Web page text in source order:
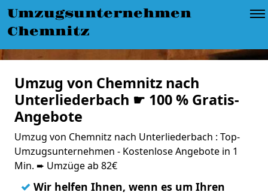
Umzugsunternehmen
Chemnitz
Umzug von Chemnitz nach
Unterliederbach ☛ 100 % Gratis-
Angebote
Umzug von Chemnitz nach Unterliederbach : Top-
Umzugsunternehmen - Kostenlose Angebote in 1
Min. ➨ Umzüge ab 82€
✓ Wir helfen Ihnen, wenn es um Ihren